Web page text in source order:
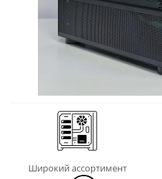
Широкий ассортимент